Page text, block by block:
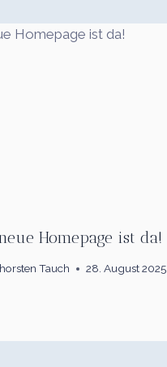
Homepage ist da!
Tauch 28. August 2025